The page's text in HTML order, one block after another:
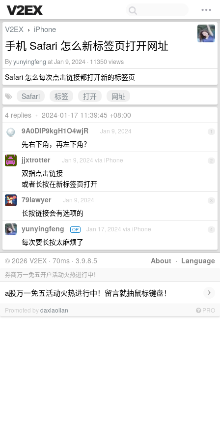
V2EX › iPhone
手机 Safari 怎么新标签页打开网址
Byyunyingfeng at Jan 9, 2024 · 11350 views
Safari 怎么每次点击链接都打开新的标签页
Safari
标签 打开
网址
4 replies • 2024-01-17 11:39:45 +08:00
1
9A0DIP9kgH1O4wjR Jan 9, 2024
先右下角，再左下角？
2
jjxtrotter Jan 9, 2024 via iPhone
双指点击链接
或者长按在新标签页打开
3
79lawyer Jan 9, 2024
长按链接会有选项的
4
yunyingfeng OP Jan 17, 2024 via iPhone
每次要长按太麻烦了
About · Language
© 2026 V2EX · 70ms · 3.9.8.5
券商万一免五开户活动火热进行中！
a股万一免五活动火热进行中！留言就抽鼠标键盘！ ›
Promoted bydaxiaolian PRO